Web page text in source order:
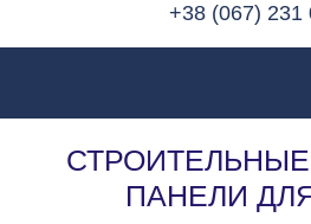
+38 (067) 231
ПАНЕЛИ